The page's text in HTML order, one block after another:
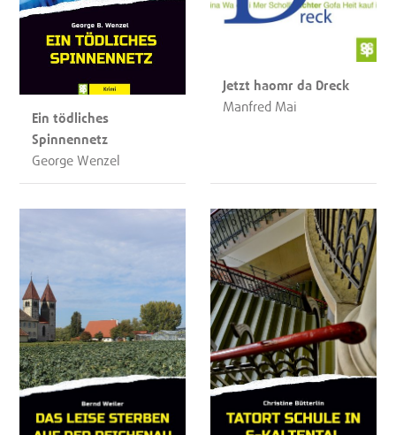
Ein tödliches
Spinnennetz
George Wenzel
Jetzt haomr da Dreck
Manfred Mai